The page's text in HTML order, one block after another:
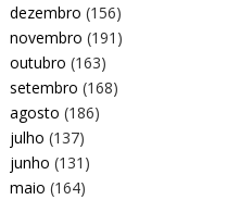
dezembro (156)
novembro (191)
outubro (163)
setembro (168)
agosto (186)
julho (137)
junho (131)
maio (164)